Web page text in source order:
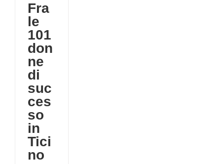
Fra
le
101
don
ne
di
suc
ces
so
in
Tici
no